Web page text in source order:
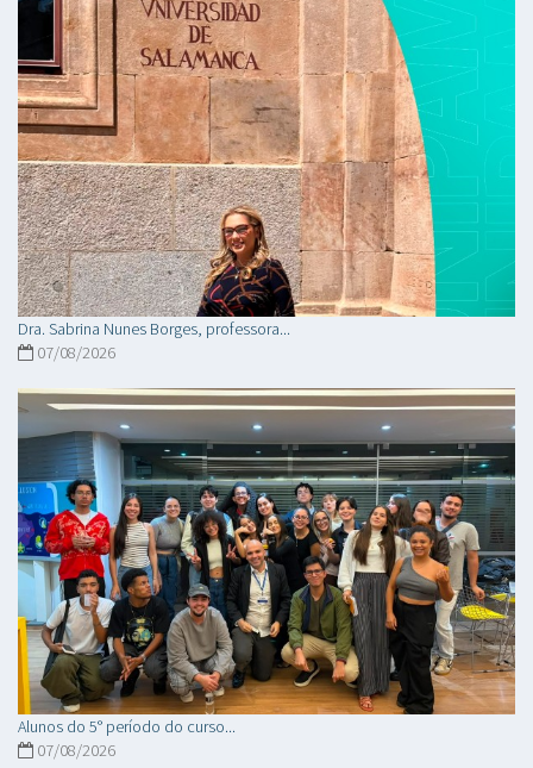
Dra. Sabrina Nunes Borges, professora...
07/08/2026
Alunos do 5° período do curso...
07/08/2026